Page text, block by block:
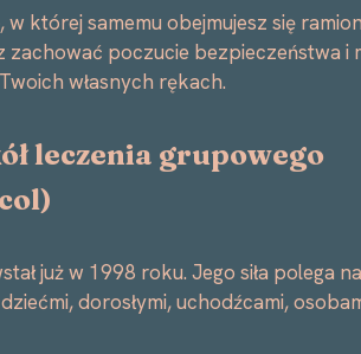
której samemu obejmujesz się
poczucie bezpieczeństwa i
własnych rękach.
leczenia grupowego
)
już w 1998 roku. Jego siła polega na
dorosłymi, uchodźcami,